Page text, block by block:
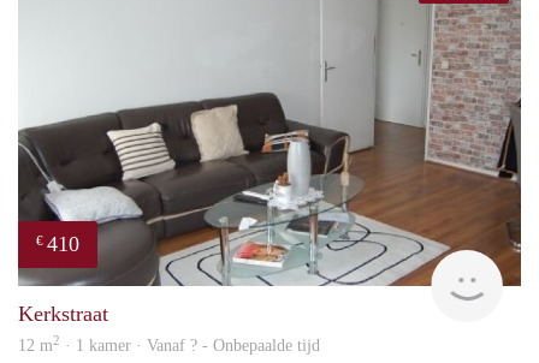
€ 410
Kerkstraat
12 m2 · 1 kamer · Vanaf ? - Onbepaalde tijd